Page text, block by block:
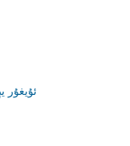
ئۇيغۇر